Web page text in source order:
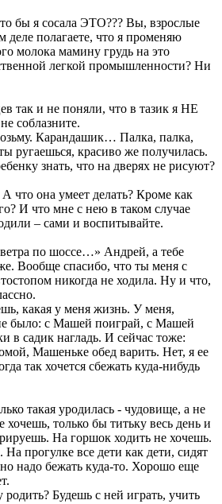
бы я сосала ЭТО??? Вы, взрослые
полагаете, что я променяю
молока мамину грудь на это
легкой промышленности? Ни
так и не поняли, что в тазик я НЕ
соблазните.
Карандашик… Палка, палка,
ругаешься, красиво же получилась.
знать, что на дверях не рисуют?
что она умеет делать? Кроме как
И что мне с нею в таком случае
– сами и воспитывайте.
по шоссе…» Андрей, а тебе
Вообще спасибо, что ты меня с
никогда не ходила. Ну и что,
какая у меня жизнь. У меня,
было: с Машей поиграй, с Машей
в садик нагладь. И сейчас тоже:
Машеньке обед варить. Нет, я ее
так хочется сбежать куда-нибудь
такая уродилась - чудовище, а не
хочешь, только бы титьку весь день и
На горшок ходить не хочешь.
прогулке все дети как дети, сидят
надо бежать куда-то. Хорошо еще
родить? Будешь с ней играть, учить